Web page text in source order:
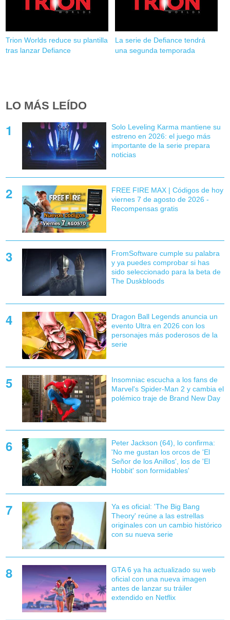
Trion Worlds reduce su plantilla
tras lanzar Defiance
La serie de Defiance tendrá
una segunda temporada
LO MÁS LEÍDO
Solo Leveling Karma mantiene su
estreno en 2026: el juego más
importante de la serie prepara
noticias
FREE FIRE MAX | Códigos de hoy
viernes 7 de agosto de 2026 -
Recompensas gratis
FromSoftware cumple su palabra
y ya puedes comprobar si has
sido seleccionado para la beta de
The Duskbloods
Dragon Ball Legends anuncia un
evento Ultra en 2026 con los
personajes más poderosos de la
serie
Insomniac escucha a los fans de
Marvel's Spider-Man 2 y cambia el
polémico traje de Brand New Day
Peter Jackson (64), lo confirma:
'No me gustan los orcos de 'El
Señor de los Anillos', los de 'El
Hobbit' son formidables'
Ya es oficial: 'The Big Bang
Theory' reúne a las estrellas
originales con un cambio histórico
con su nueva serie
GTA 6 ya ha actualizado su web
oficial con una nueva imagen
antes de lanzar su tráiler
extendido en Netflix